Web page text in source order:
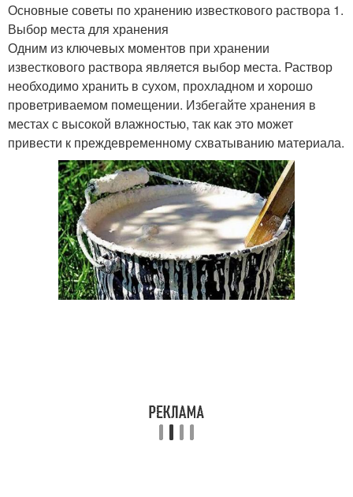
Основные советы по хранению известкового раствора 1.
Выбор места для хранения
Одним из ключевых моментов при хранении
известкового раствора является выбор места. Раствор
необходимо хранить в сухом, прохладном и хорошо
проветриваемом помещении. Избегайте хранения в
местах с высокой влажностью, так как это может
привести к преждевременному схватыванию материала.